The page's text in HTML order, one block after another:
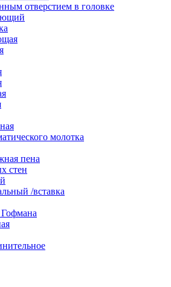
отверстием в головке
молотка
пена
стен
/вставка